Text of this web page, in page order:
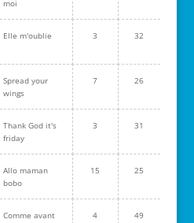
moi
Elle m'oublie 3 32
Spread your
wings
7 26
Thank God it's
friday
3 31
Allo maman
bobo
15 25
Comme avant 4 49